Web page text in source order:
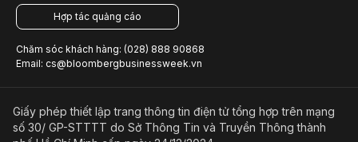
Hợp tác quảng cáo
Chăm sóc khách hàng: (028) 888 90868
Email: cs@bloombergbusinessweek.vn
Giấy phép thiết lập trang thông tin điện tử tổng hợp trên mạng
số 30/ GP-STTTT do Sở Thông Tin và Truyền Thông thành